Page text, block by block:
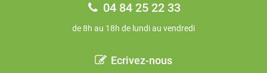
04 84 25 22 33
de 8h au 18h de lundi au vendredi
Ecrivez-nous